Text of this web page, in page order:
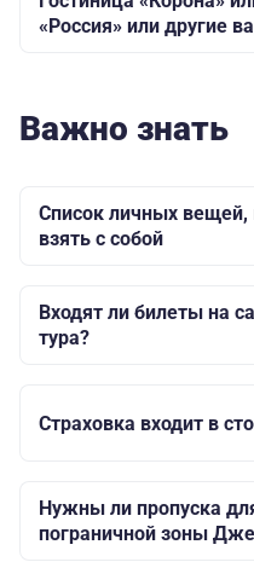
«Россия» или другие
Важно знать
Список личных
взять с собой
Входят ли билеты на
тура?
Страховка входит в
Нужны ли пропуска
пограничной зоны